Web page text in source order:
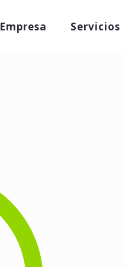
Empresa Servicios